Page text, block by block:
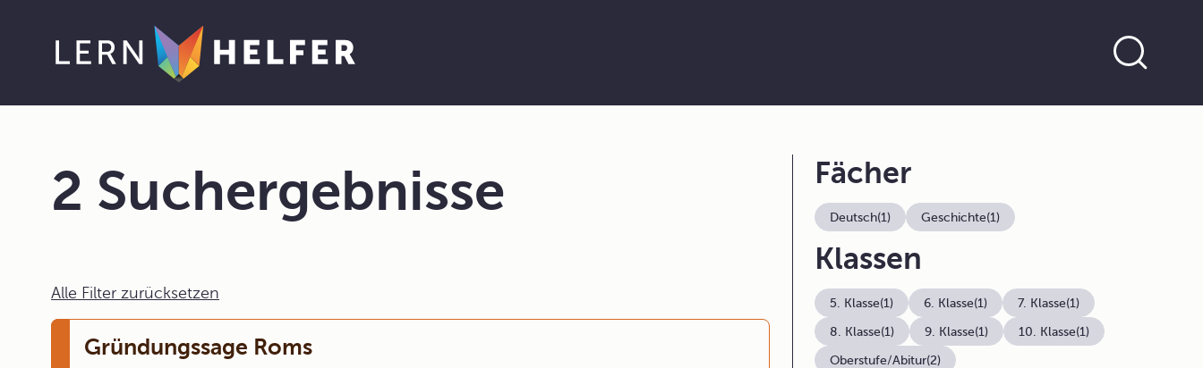
2 Suchergebnisse
Alle Filter zurücksetzen
Gründungssage Roms
Fächer
Deutsch(1) Geschichte(1)
Klassen
5. Klasse(1) 6. Klasse(1) 7. Klasse(1)
8. Klasse(1) 9. Klasse(1) 10. Klasse(1)
Oberstufe/Abitur(2)